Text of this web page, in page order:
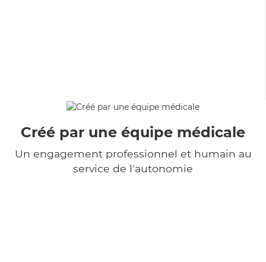
Créé par une équipe médicale
Un engagement professionnel et humain au
service de l'autonomie